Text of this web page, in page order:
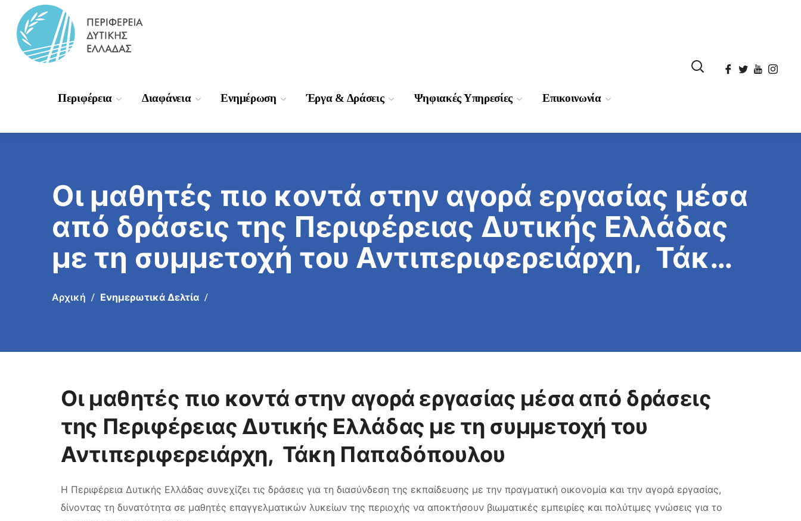
Περιφέρεια Διαφάνεια Ενημέρωση Έργα & Δράσεις Ψηφιακές Υπηρεσίες Επικοινωνία
Οι μαθητές πιο κοντά στην αγορά εργασίας μέσα
από δράσεις της Περιφέρειας Δυτικής Ελλάδας
με τη συμμετοχή του Αντιπεριφερειάρχη, Τάκη
Παπαδόπουλου
Αρχική Ενημερωτικά Δελτία
Οι μαθητές πιο κοντά στην αγορά εργασίας μέσα από δράσεις
της Περιφέρειας Δυτικής Ελλάδας με τη συμμετοχή του
Αντιπεριφερειάρχη, Τάκη Παπαδόπουλου
Η Περιφέρεια Δυτικής Ελλάδας συνεχίζει τις δράσεις για τη διασύνδεση της εκπαίδευσης με την πραγματική οικονομία και την αγορά εργασίας,
δίνοντας τη δυνατότητα σε μαθητές επαγγελματικών λυκείων της περιοχής να αποκτήσουν βιωματικές εμπειρίες και πολύτιμες γνώσεις για το